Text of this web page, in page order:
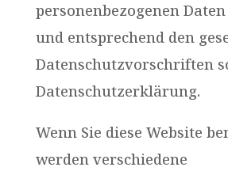
personenbezogenen
und entsprechend den
Datenschutzvorschriften
Datenschutzerklärung.
Wenn Sie diese Website
werden verschiedene